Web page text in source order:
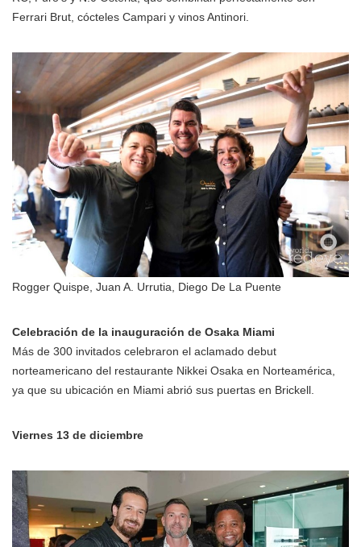
Ferrari Brut, cócteles Campari y vinos Antinori.
Rogger Quispe, Juan A. Urrutia, Diego De La Puente
Celebración de la inauguración de Osaka Miami
Más de 300 invitados celebraron el aclamado debut
norteamericano del restaurante Nikkei Osaka en Norteamérica,
ya que su ubicación en Miami abrió sus puertas en Brickell.
Viernes 13 de diciembre